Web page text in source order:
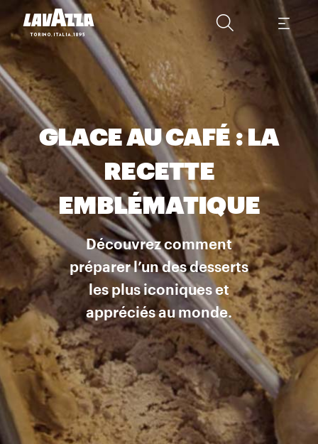
GLACE AU CAFÉ : LA
RECETTE
EMBLÉMATIQUE
Découvrez comment
préparer l’un des desserts
les plus iconiques et
appréciés au monde.